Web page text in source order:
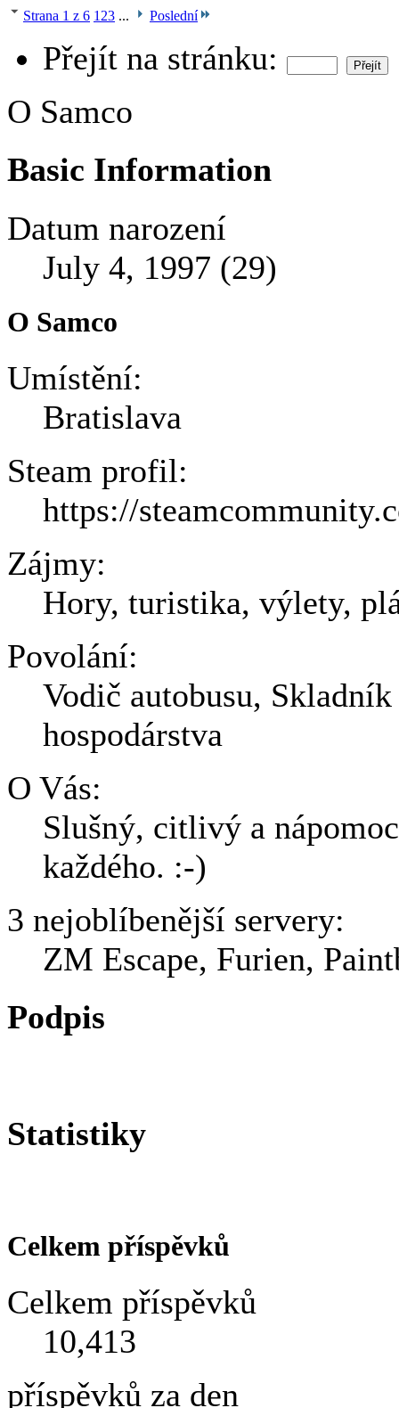
Strana 1 z 6 1 23 ... Poslední
Přejít na stránku:
O Samco
Basic Information
Datum narození
July 4, 1997 (29)
O Samco
Umístění:
Bratislava
Steam profil:
https://
Zájmy:
Hory, turistika, výlety,
Povolání:
Vodič autobusu,
hospodárstva
O Vás:
Slušný, citlivý a
každého. :-)
3 nejoblíbenější servery:
ZM Escape, Furien,
Podpis
Statistiky
Celkem příspěvků
Celkem příspěvků
10,413
příspěvků za den